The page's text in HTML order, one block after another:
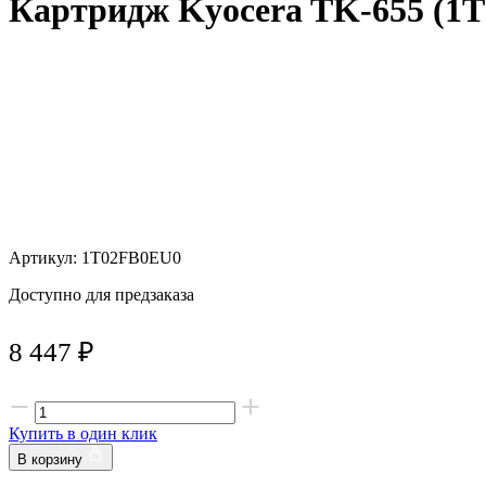
Картридж Kyocera TK-655
Артикул: 1T02FB0EU0
Доступно для предзаказа
8 447 ₽
Купить в один клик
В корзину